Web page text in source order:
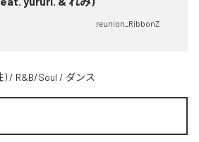
reunion_RibbonZ
) / R&B/Soul / ダンス